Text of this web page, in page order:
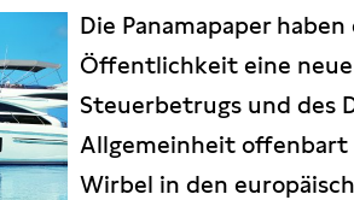
Die Panamapaper
Öffentlichkeit eine
Steuerbetrugs und des
Allgemeinheit offenbart
Wirbel in den